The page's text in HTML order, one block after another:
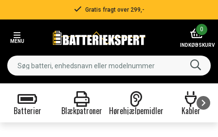
Gratis fragt over 299,-
MENU
0
INDKØBSKURV
Batterier Blækpatroner Hørehjælpemidler Kabler